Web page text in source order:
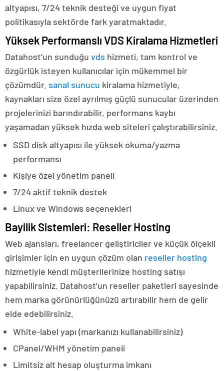
altyapısı, 7/24 teknik desteği ve uygun fiyat
politikasıyla sektörde fark yaratmaktadır.
Yüksek Performanslı VDS Kiralama Hizmetleri
Datahost’un sunduğu vds hizmeti, tam kontrol ve
özgürlük isteyen kullanıcılar için mükemmel bir
çözümdür. sanal sunucu kiralama hizmetiyle,
kaynakları size özel ayrılmış güçlü sunucular üzerinden
projelerinizi barındırabilir, performans kaybı
yaşamadan yüksek hızda web siteleri çalıştırabilirsiniz.
SSD disk altyapısı ile yüksek okuma/yazma
performansı
Kişiye özel yönetim paneli
7/24 aktif teknik destek
Linux ve Windows seçenekleri
Bayilik Sistemleri: Reseller Hosting
Web ajansları, freelancer geliştiriciler ve küçük ölçekli
girişimler için en uygun çözüm olan reseller hosting
hizmetiyle kendi müşterilerinize hosting satışı
yapabilirsiniz. Datahost’un reseller paketleri sayesinde
hem marka görünürlüğünüzü artırabilir hem de gelir
elde edebilirsiniz.
White-label yapı (markanızı kullanabilirsiniz)
CPanel/WHM yönetim paneli
Limitsiz alt hesap oluşturma imkanı